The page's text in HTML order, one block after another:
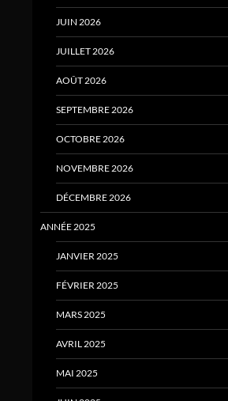
JUIN 2026
JUILLET 2026
AOÛT 2026
SEPTEMBRE 2026
OCTOBRE 2026
NOVEMBRE 2026
DÉCEMBRE 2026
ANNÉE 2025
JANVIER 2025
FÉVRIER 2025
MARS 2025
AVRIL 2025
MAI 2025